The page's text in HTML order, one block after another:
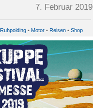
7. Februar 2019
Ruhpolding • Motor • Reisen •Shop